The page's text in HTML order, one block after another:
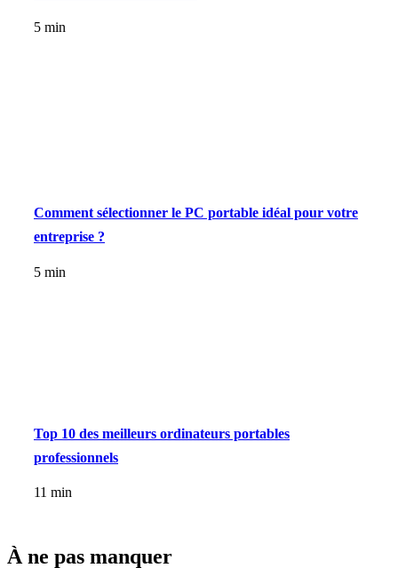
5 min
Comment sélectionner le PC portable idéal pour votre
entreprise ?
5 min
Top 10 des meilleurs ordinateurs portables
professionnels
11 min
À ne pas manquer